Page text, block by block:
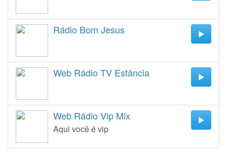
Rádio Bom Jesus
Web Rádio TV Estância
Web Rádio Vip Mix
Aqui você é vip